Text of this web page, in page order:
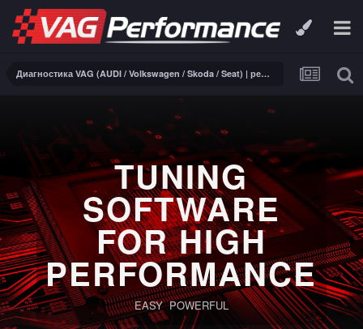
Диагностика VAG (AUDI / Volkswagen / Skoda / Seat) | ремонт электроники
PERFORMANCE
SOFTWARE
FOR DSG | S-
Tronic
Full reading and writing for TCUS Bosch ZF8HP45,
ZF8HP50, ZF8HP90 and Temic DQ250, DQ381 equipped
VAG.